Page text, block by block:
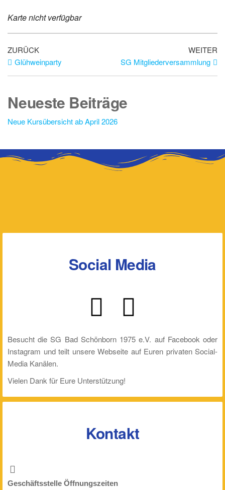
Karte nicht verfügbar
ZURÜCK
Glühweinparty
WEITER
SG Mitgliederversammlung
Neueste Beiträge
Neue Kursübersicht ab April 2026
Social Media
Besucht die SG Bad Schönborn 1975 e.V. auf Facebook oder
Instagram und teilt unsere Webseite auf Euren privaten Social-
Media Kanälen.
Vielen Dank für Eure Unterstützung!
Kontakt
Geschäftsstelle Öffnungszeiten